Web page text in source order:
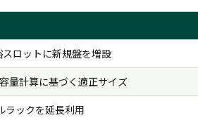
ロットに新規盤を増設
量計算に基づく適正サイズ
ラックを延長利用